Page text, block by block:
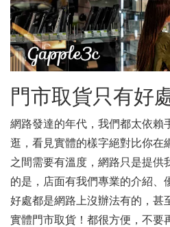
門市取貨只有好
網路發達的年代，我們都太依賴
逛，看見實體的樣字絕對比你在
之間需要有溫度，網路只是提供
的是，店面有我們專業的介紹、
好處都是網路上沒辦法有的，甚
實體門市取貨！都很方便，不要